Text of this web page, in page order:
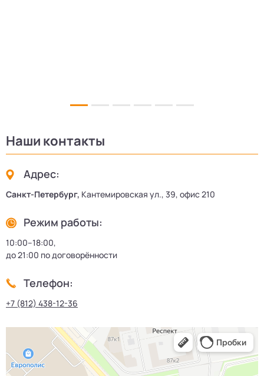
Наши контакты
Адрес:
Санкт-Петербург, Кантемировская ул., 39, офис 210
Режим работы:
10:00–18:00,
до 21:00 по договорённости
Телефон:
+7 (812) 438-12-36